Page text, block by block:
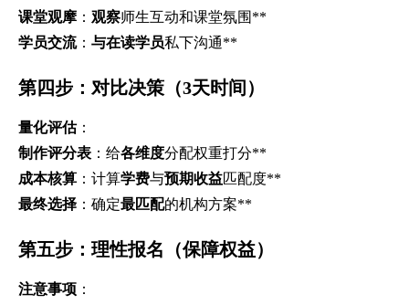
课堂观摩 ： 观察师生互动和课堂氛围**
学员交流： 与在读学员私下沟通**
第四步：对比决策（3天时间）
量化评估：
制作评分表 ：给各维度分配权重打分**
成本核算 ：计算学费与预期收益匹配度**
最终选择 ：确定最匹配的机构方案**
第五步：理性报名（保障权益）
注意事项 ：